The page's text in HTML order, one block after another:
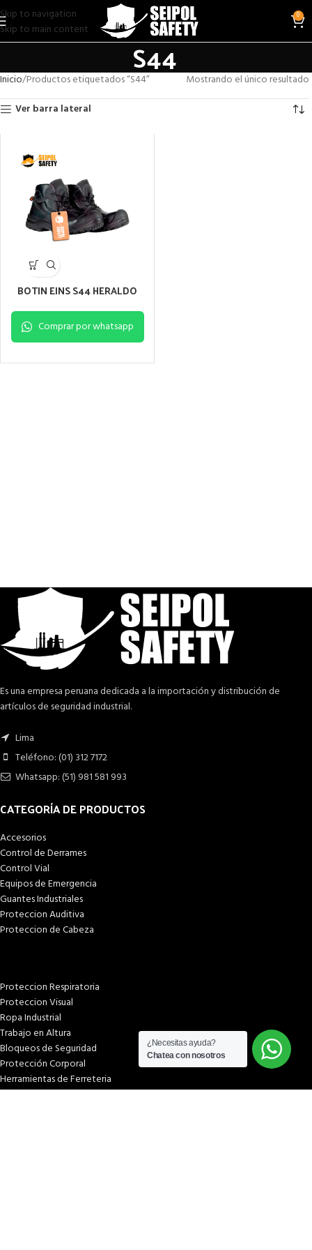
Skip to navigation
Skip to main content
0
S44
Inicio Productos etiquetados “S44”
Mostrando el único resultado
Ver barra lateral
BOTIN EINS S44 HERALDO
Comprar por whatsapp
Es una empresa peruana dedicada a la importación y distribución de
artículos de seguridad industrial.
Lima
Teléfono: (01) 312 7172
Whatsapp: (51) 981 581 993
CATEGORÍA DE PRODUCTOS
Accesorios
Control de Derrames
Control Vial
Equipos de Emergencia
Guantes Industriales
Proteccion Auditiva
Proteccion de Cabeza
Proteccion Respiratoria
Proteccion Visual
Ropa Industrial
Trabajo en Altura
Bloqueos de Seguridad
Protección Corporal
Herramientas de Ferreteria
¿Necesitas ayuda?
Chatea con nosotros